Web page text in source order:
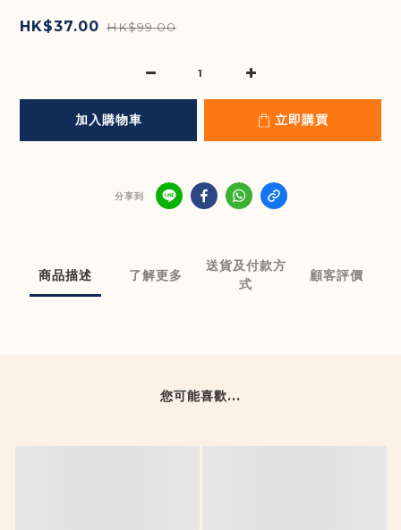
HK$37.00 HK$99.00
加入購物車 立即購買
分享到
商品描述 了解更多
送貨及付款方
式
顧客評價
您可能喜歡...